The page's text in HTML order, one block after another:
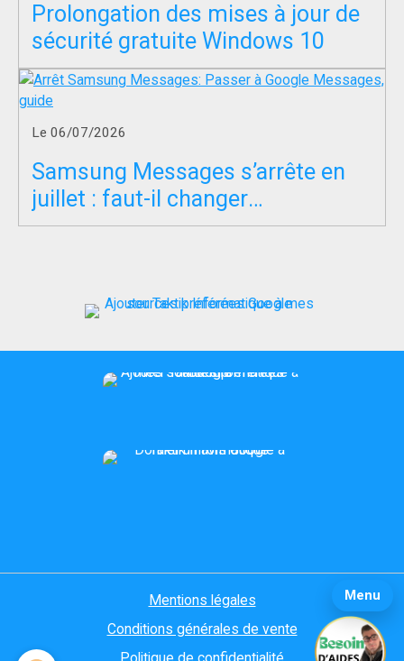
Menu
Prolongation des mises à jour de
sécurité gratuite Windows 10
Le 06/07/2026
Samsung Messages s’arrête en
juillet : faut-il changer
d’application SMS ?
Mentions légales
Conditions générales de vente